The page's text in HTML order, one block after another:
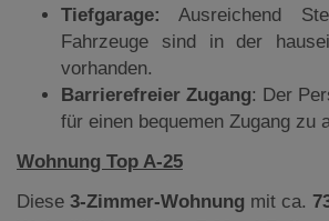
Tiefgarage:
Ausreichend
Fahrzeuge sind in der
vorhanden.
Barrierefreier Zugang: Der
für einen bequemen Zugang zu
Wohnung Top A-25
Diese 3-Zimmer-Wohnung mit ca.